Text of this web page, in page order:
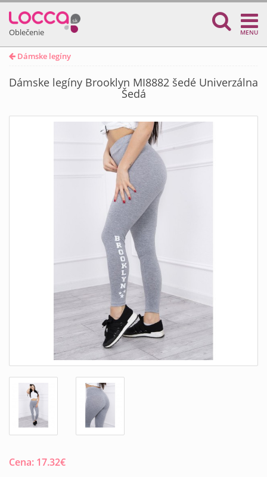
Oblečenie MENU
Dámske legíny
Dámske legíny Brooklyn MI8882 šedé Univerzálna
Šedá
Cena: 17.32€